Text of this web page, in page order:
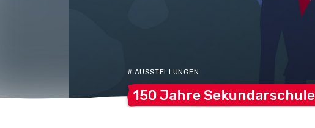
# AUSSTELLUNGEN
150 Jahre Sekundarschule